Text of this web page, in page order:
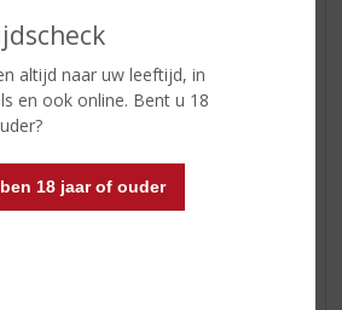
altijd naar uw leeftijd, in
en ook online. Bent u 18
18 jaar of ouder